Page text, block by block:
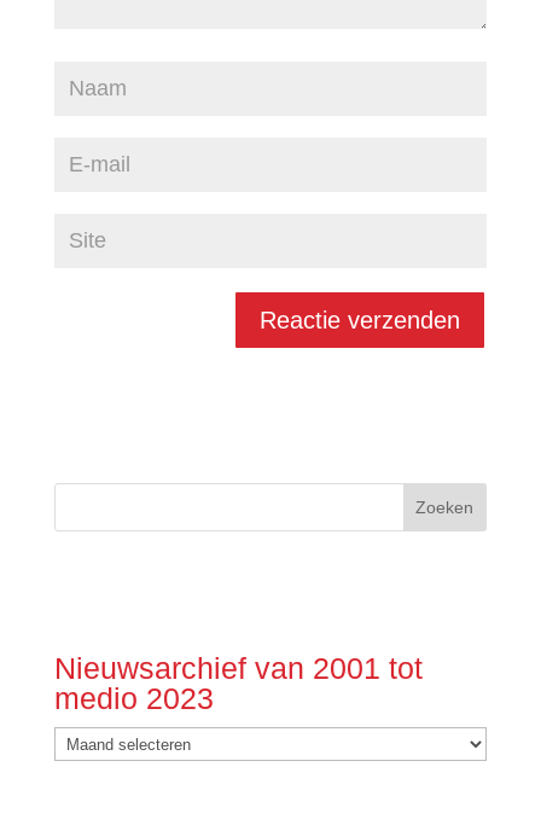
Nieuwsarchief van 2001 tot
medio 2023
Nieuwsarchief
van